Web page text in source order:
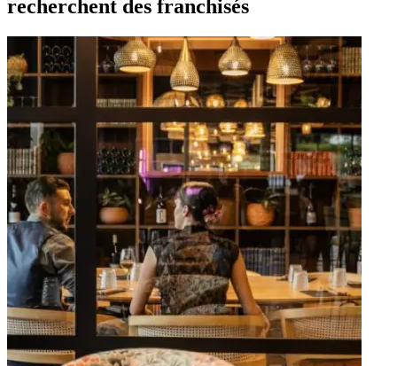
recherchent des franchisés